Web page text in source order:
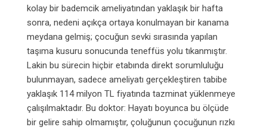
kolay bir bademcik ameliyatından yaklaşık bir hafta
sonra, nedeni açıkça ortaya konulmayan bir kanama
meydana gelmiş; çocuğun sevki sırasında yapılan
taşıma kusuru sonucunda teneffüs yolu tıkanmıştır.
Lakin bu sürecin hiçbir etabında direkt sorumluluğu
bulunmayan, sadece ameliyatı gerçekleştiren tabibe
yaklaşık 114 milyon TL fiyatında tazminat yüklenmeye
çalışılmaktadır. Bu doktor: Hayatı boyunca bu ölçüde
bir gelire sahip olmamıştır, çoluğunun çocuğunun rızkı